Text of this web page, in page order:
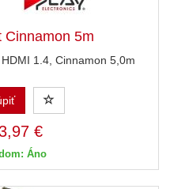
Cinnamon 5m
1.4, Cinnamon 5,0m
€
Áno